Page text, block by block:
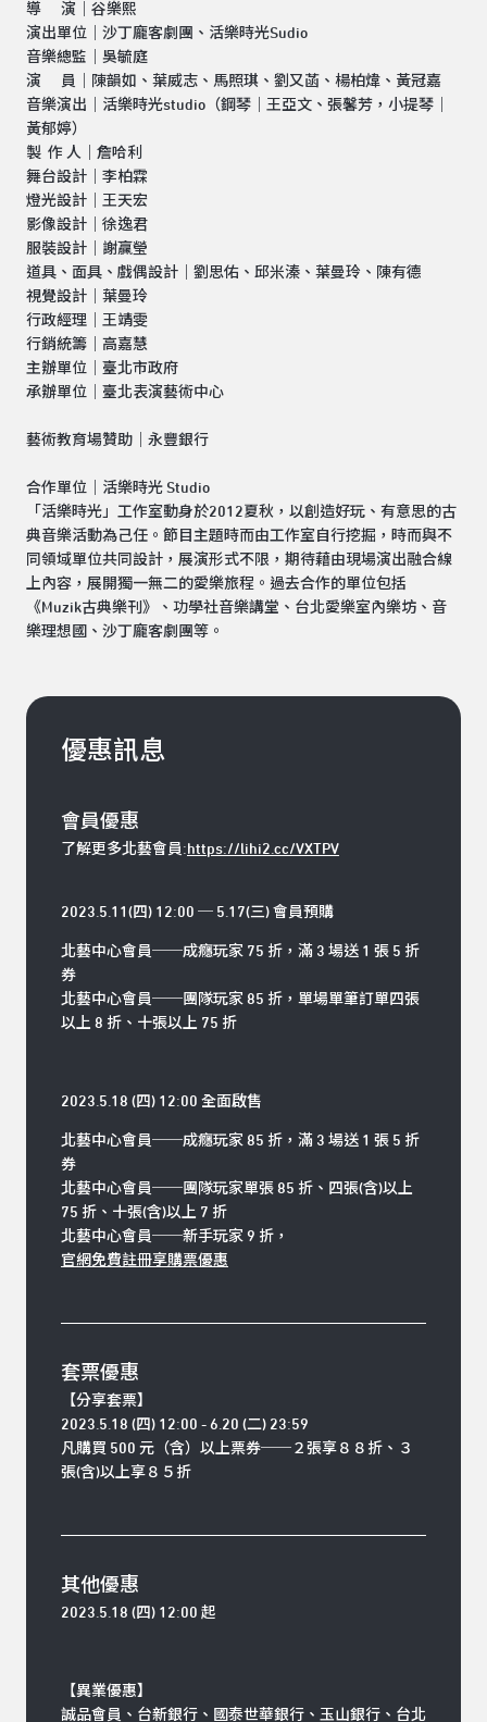
導 演｜谷樂熙
演出單位｜沙丁龐客劇團、活樂時光Sudio
音樂總監｜吳毓庭
演 員｜陳韻如、葉威志、馬照琪、劉又菡、楊柏煒、黃冠嘉
音樂演出｜活樂時光studio（鋼琴｜王亞文、張馨芳，小提琴｜
黃郁婷）
製 作 人｜詹哈利
舞台設計｜李柏霖
燈光設計｜王天宏
影像設計｜徐逸君
服裝設計｜謝贏瑩
道具、面具、戲偶設計｜劉思佑、邱米溱、葉曼玲、陳有德
視覺設計｜葉曼玲
行政經理｜王靖雯
行銷統籌｜高嘉慧
主辦單位│臺北市政府
承辦單位│臺北表演藝術中心
藝術教育場贊助｜永豐銀行
合作單位｜活樂時光 Studio
「活樂時光」工作室動身於2012夏秋，以創造好玩、有意思的古
典音樂活動為己任。節目主題時而由工作室自行挖掘，時而與不
同領域單位共同設計，展演形式不限，期待藉由現場演出融合線
上內容，展開獨一無二的愛樂旅程。過去合作的單位包括
《Muzik古典樂刊》、功學社音樂講堂、台北愛樂室內樂坊、音
樂理想國、沙丁龐客劇團等。
優惠訊息
會員優惠
了解更多北藝會員:https://lihi2.cc/VXTPV
2023.5.11(四) 12:00 ─ 5.17(三) 會員預購
北藝中心會員──成癮玩家 75 折，滿 3 場送 1 張 5 折
券
北藝中心會員──團隊玩家 85 折，單場單筆訂單四張
以上 8 折、十張以上 75 折
2023.5.18 (四) 12:00 全面啟售
北藝中心會員──成癮玩家 85 折，滿 3 場送 1 張 5 折
券
北藝中心會員──團隊玩家單張 85 折、四張(含)以上
75 折、十張(含)以上 7 折
北藝中心會員──新手玩家 9 折，
官網免費註冊享購票優惠
套票優惠
【分享套票】
2023.5.18 (四) 12:00 - 6.20 (二) 23:59
凡購買 500 元（含）以上票券── ２ 張享 ８８ 折、 ３
張(含)以上享 ８５ 折
其他優惠
2023.5.18 (四) 12:00 起
【異業優惠】
誠品會員、台新銀行、國泰世華銀行、玉山銀行、台北